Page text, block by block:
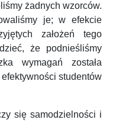
żadnych wzorców.
je; w efekcie
założeń tego
że podnieśliśmy
wymagań została
studentów
się samodzielności i